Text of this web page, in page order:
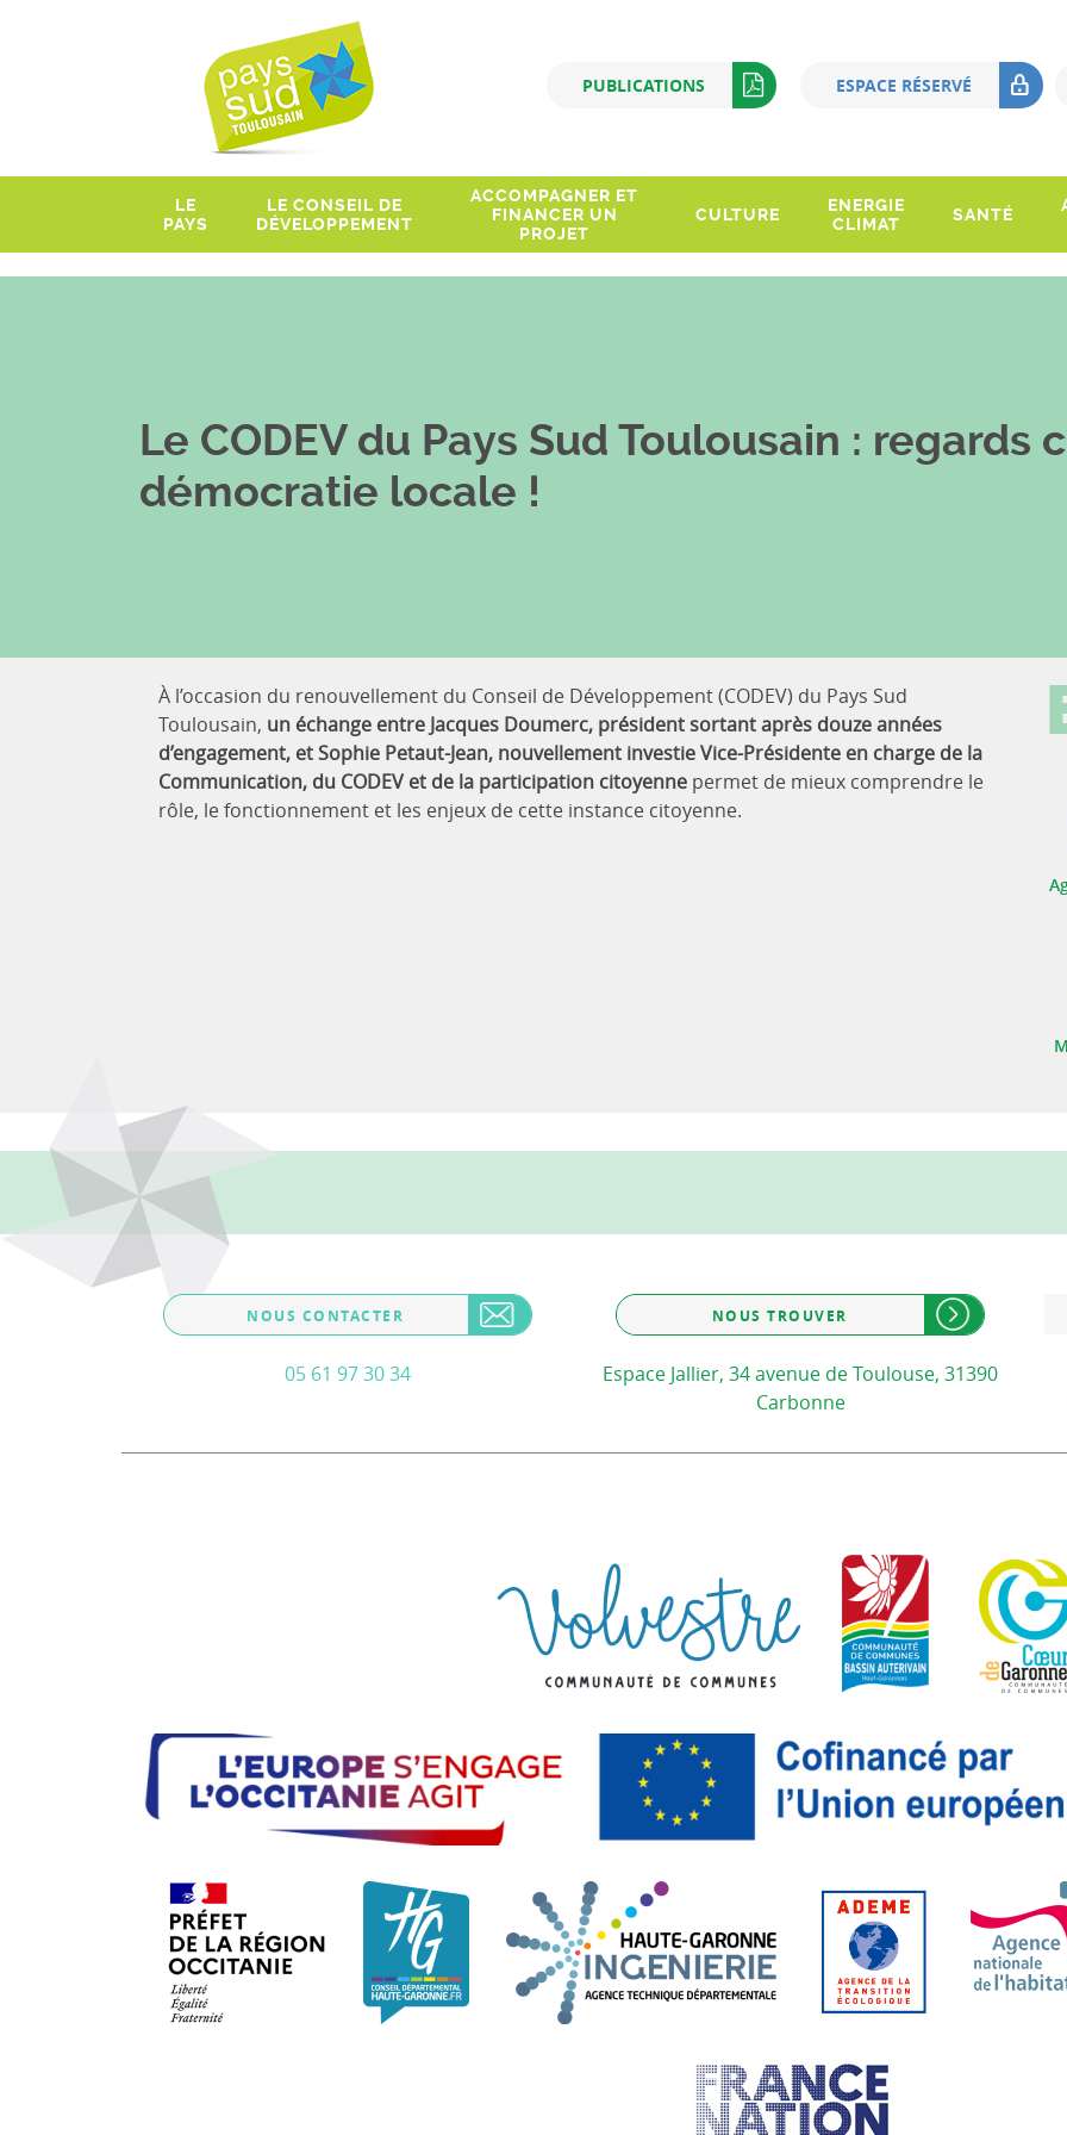
PUBLICATIONS ESPACE RÉSERVÉ
LE
PAYS
LE CONSEIL DE
DÉVELOPPEMENT
ACCOMPAGNER ET
FINANCER UN
PROJET
CULTURE
ENERGIE
CLIMAT
SANTÉ
Le CODEV du Pays Sud Toulousain : regards
démocratie locale !
À l’occasion du renouvellement du Conseil de Développement (CODEV) du Pays Sud
Toulousain, un échange entre Jacques Doumerc, président sortant après douze années
d’engagement, et Sophie Petaut-Jean, nouvellement investie Vice-Présidente en charge de la
Communication, du CODEV et de la participation citoyenne permet de mieux comprendre le
rôle, le fonctionnement et les enjeux de cette instance citoyenne.
NOUS CONTACTER
05 61 97 30 34
NOUS TROUVER
Espace Jallier, 34 avenue de Toulouse, 31390
Carbonne
Communauté de communes
Préfet de la région Occitanie. Liberté, Égalité, Fraternité.
Conseil départemental Haute-Garonne.frHaute-Garonne Ingénierie.
ADEME.